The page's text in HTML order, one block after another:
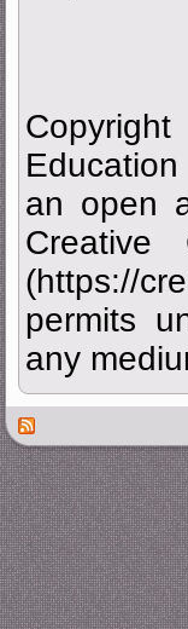
an open
Creative
(https://
permits
any